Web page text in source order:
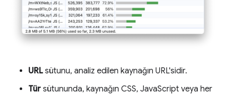
URLsütunu, analiz edilen kaynağın URL'sidir.
Tür sütununda, kaynağın CSS, JavaScript veya her